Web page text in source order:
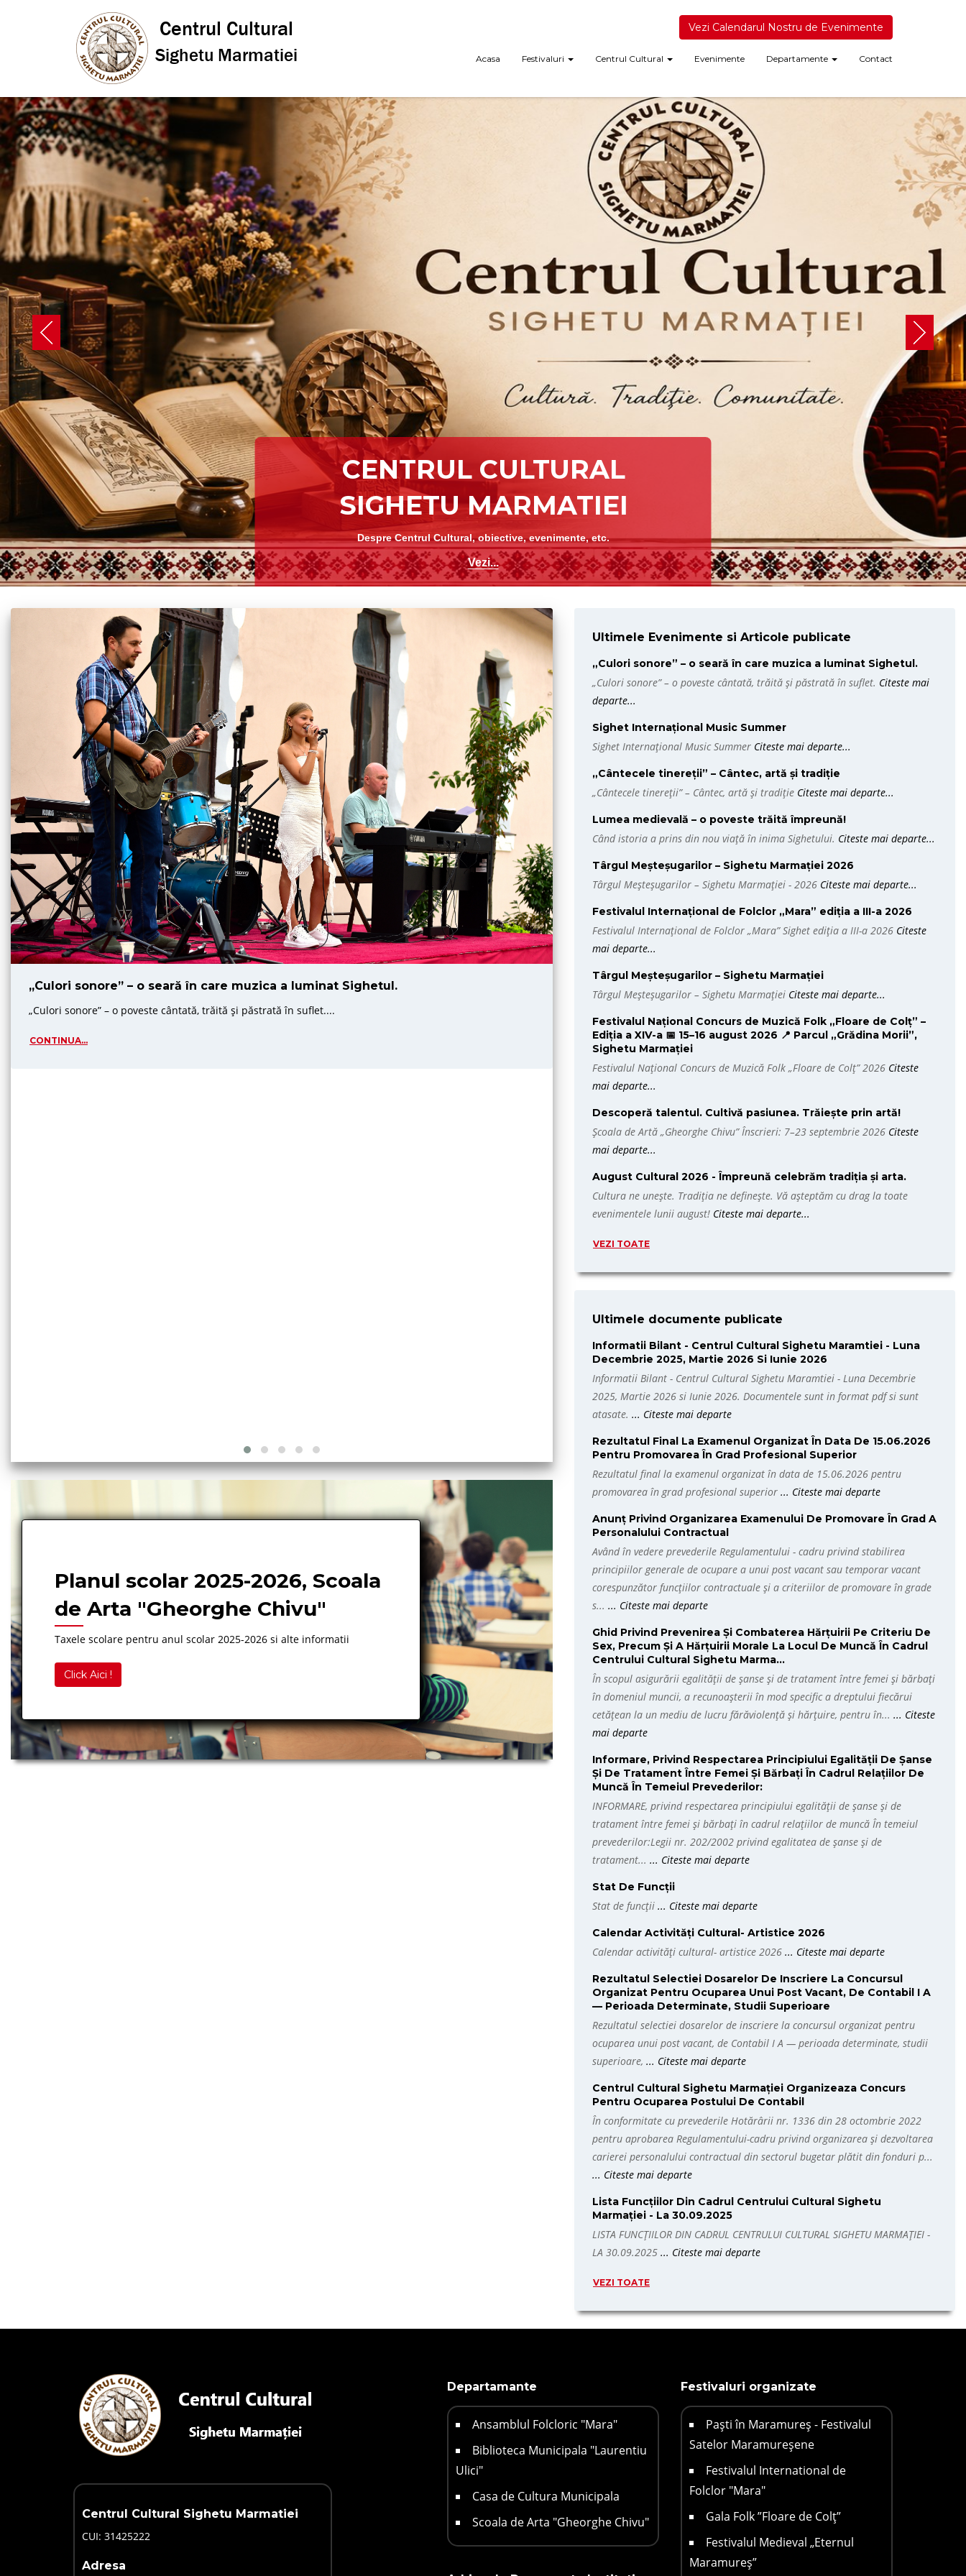
Vezi Calendarul Nostru de Evenimente
Acasa Festivaluri Centrul Cultural Evenimente Departamente Contact
Vezi...
„Culori sonore” – o seară în care muzica a luminat Sighetul.
„Culori sonore” – o poveste cântată, trăită și păstrată în suflet....
CONTINUA...
Sighet Internațional Music Summer
Sighet Internațional Music Summer...
Planul scolar 2025-2026, Scoala
de Arta "Gheorghe Chivu"
Taxele scolare pentru anul scolar 2025-2026 si alte informatii
Click Aici !
Ultimele Evenimente si Articole publicate
„Culori sonore” – o seară în care muzica a luminat Sighetul.
„Culori sonore” – o poveste cântată, trăită și păstrată în suflet. Citeste mai
departe...
Sighet Internațional Music Summer
Sighet Internațional Music Summer Citeste mai departe...
„Cântecele tinereții” – Cântec, artă și tradiție
„Cântecele tinereții” – Cântec, artă și tradiție Citeste mai departe...
Lumea medievală – o poveste trăită împreună!
Când istoria a prins din nou viață în inima Sighetului. Citeste mai departe...
Târgul Meșteșugarilor – Sighetu Marmației 2026
Târgul Meșteșugarilor – Sighetu Marmației - 2026 Citeste mai departe...
Festivalul Internațional de Folclor „Mara” ediția a III-a 2026
Festivalul Internațional de Folclor „Mara” Sighet ediția a III-a 2026 Citeste
mai departe...
Târgul Meșteșugarilor – Sighetu Marmației
Târgul Meșteșugarilor – Sighetu Marmației Citeste mai departe...
Festivalul Național Concurs de Muzică Folk „Floare de Colț” –
Ediția a XIV-a 📅 15–16 august 2026 📍 Parcul „Grădina Morii”,
Sighetu Marmației
Festivalul Național Concurs de Muzică Folk „Floare de Colț” 2026 Citeste
mai departe...
Descoperă talentul. Cultivă pasiunea. Trăiește prin artă!
Școala de Artă „Gheorghe Chivu” Înscrieri: 7–23 septembrie 2026 Citeste
mai departe...
August Cultural 2026 - Împreună celebrăm tradiția și arta.
Cultura ne unește. Tradiția ne definește. Vă așteptăm cu drag la toate
evenimentele lunii august! Citeste mai departe...
VEZI TOATE
Ultimele documente publicate
Informatii Bilant - Centrul Cultural Sighetu Maramtiei - Luna
Decembrie 2025, Martie 2026 Si Iunie 2026
Informatii Bilant - Centrul Cultural Sighetu Maramtiei - Luna Decembrie
2025, Martie 2026 si Iunie 2026. Documentele sunt in format pdf si sunt
atasate. ... Citeste mai departe
Rezultatul Final La Examenul Organizat În Data De 15.06.2026
Pentru Promovarea În Grad Profesional Superior
Rezultatul final la examenul organizat în data de 15.06.2026 pentru
promovarea în grad profesional superior ... Citeste mai departe
Anunț Privind Organizarea Examenului De Promovare În Grad A
Personalului Contractual
Având în vedere prevederile Regulamentului - cadru privind stabilirea
principiilor generale de ocupare a unui post vacant sau temporar vacant
corespunzător funcțiilor contractuale și a criteriilor de promovare în grade
s... ... Citeste mai departe
Ghid Privind Prevenirea Și Combaterea Hărțuirii Pe Criteriu De
Sex, Precum Și A Hărțuirii Morale La Locul De Muncă În Cadrul
Centrului Cultural Sighetu Marma...
În scopul asigurării egalității de șanse și de tratament între femei și bărbați
în domeniul muncii, a recunoașterii în mod specific a dreptului fiecărui
cetățean la un mediu de lucru fărăviolență și hărțuire, pentru în... ... Citeste
mai departe
Informare, Privind Respectarea Principiului Egalității De Șanse
Și De Tratament Între Femei Și Bărbați În Cadrul Relațiilor De
Muncă În Temeiul Prevederilor:
INFORMARE, privind respectarea principiului egalității de șanse și de
tratament între femei și bărbați în cadrul relațiilor de muncă În temeiul
prevederilor:Legii nr. 202/2002 privind egalitatea de șanse și de
tratament... ... Citeste mai departe
Stat De Funcții
Stat de funcții ... Citeste mai departe
Calendar Activități Cultural- Artistice 2026
Calendar activități cultural- artistice 2026 ... Citeste mai departe
Rezultatul Selectiei Dosarelor De Inscriere La Concursul
Organizat Pentru Ocuparea Unui Post Vacant, De Contabil I A
— Perioada Determinate, Studii Superioare
Rezultatul selectiei dosarelor de inscriere la concursul organizat pentru
ocuparea unui post vacant, de Contabil I A — perioada determinate, studii
superioare, ... Citeste mai departe
Centrul Cultural Sighetu Marmației Organizeaza Concurs
Pentru Ocuparea Postului De Contabil
În conformitate cu prevederile Hotărârii nr. 1336 din 28 octombrie 2022
pentru aprobarea Regulamentului-cadru privind organizarea şi dezvoltarea
carierei personalului contractual din sectorul bugetar plătit din fonduri p...
... Citeste mai departe
Lista Funcțiilor Din Cadrul Centrului Cultural Sighetu
Marmației - La 30.09.2025
LISTA FUNCȚIILOR DIN CADRUL CENTRULUI CULTURAL SIGHETU MARMAȚIEI -
LA 30.09.2025 ... Citeste mai departe
VEZI TOATE
Centrul Cultural Sighetu Marmatiei
CUI: 31425222
Adresa
Departamante
Ansamblul Folcloric "Mara"
Biblioteca Municipala "Laurentiu
Ulici"
Casa de Cultura Municipala
Scoala de Arta "Gheorghe Chivu"
Festivaluri organizate
Paști în Maramureș - Festivalul
Satelor Maramureșene
Festivalul International de
Folclor "Mara"
Gala Folk ”Floare de Colț”
Festivalul Medieval „Eternul
Maramureș”